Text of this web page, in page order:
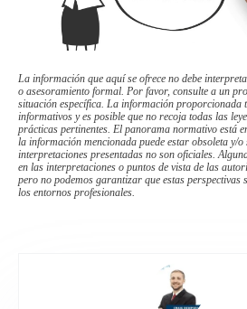
La información que aquí se ofrece no debe
o asesoramiento formal. Por favor, consulte a un
situación específica. La información proporcionada
informativos y es posible que no recoja todas las
prácticas pertinentes. El panorama normativo está
la información mencionada puede estar obsoleta y/
interpretaciones presentadas no son oficiales.
en las interpretaciones o puntos de vista de las
pero no podemos garantizar que estas perspectivas
los entornos profesionales.